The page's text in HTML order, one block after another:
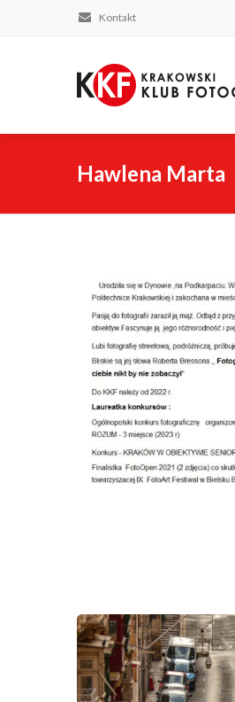
Kontakt
Hawlena Marta